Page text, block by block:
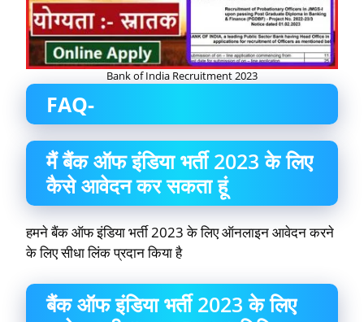
Bank of India Recruitment 2023
FAQ-
मैं बैंक ऑफ इंडिया भर्ती 2023 के लिए
कैसे आवेदन कर सकता हूं
हमने बैंक ऑफ इंडिया भर्ती 2023 के लिए ऑनलाइन आवेदन करने
के लिए सीधा लिंक प्रदान किया है
बैंक ऑफ इंडिया भर्ती 2023 के लिए